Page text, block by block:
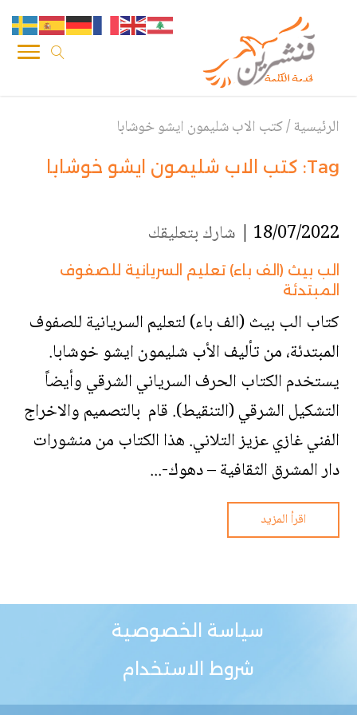
الرئيسية/كتب الاب شليمون ايشو خوشابا
Tag: كتب الاب شليمون ايشو خوشابا
18/07/2022 | شارك بتعليقك
الب بيث (الف باء) تعليم السريانية للصفوف
المبتدئة
كتاب الب بيث (الف باء) لتعليم السريانية للصفوف
المبتدئة، من تأليف الأب شليمون ايشو خوشابا.
يستخدم الكتاب الحرف السرياني الشرقي وأيضاً
التشكيل الشرقي (التنقيط). قام بالتصميم والاخراج
الفني غازي عزيز التلاني. هذا الكتاب من منشورات
دار المشرق الثقافية – دهوك-...
اقرأ المزيد
سياسة الخصوصية
شروط الاستخدام